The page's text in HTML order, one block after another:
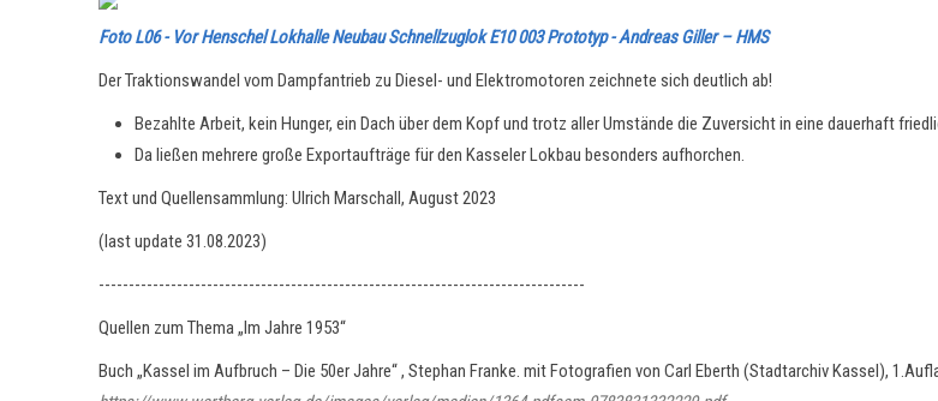
Foto L06 - Vor Henschel Lokhalle Neubau Schnellzuglok E10 003 Prototyp - Andreas Giller – HMS
Der Traktionswandel vom Dampfantrieb zu Diesel- und Elektromotoren zeichnete sich deutlich ab!
Bezahlte Arbeit, kein Hunger, ein Dach über dem Kopf und trotz aller Umstände die Zuversicht in eine dauerhaft
Da ließen mehrere große Exportaufträge für den Kasseler Lokbau besonders aufhorchen.
Text und Quellensammlung: Ulrich Marschall, August 2023
(last update 31.08.2023)
---------------------------------------------------------------------------------
Quellen zum Thema „Im Jahre 1953“
Buch „Kassel im Aufbruch – Die 50er Jahre“ , Stephan Franke. mit Fotografien von Carl Eberth (Stadtarchiv Kassel),